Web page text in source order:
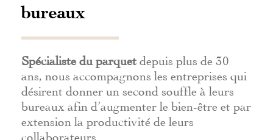
bureaux
Spécialiste du parquet depuis plus de 30
ans, nous accompagnons les entreprises qui
désirent donner un second souffle à leurs
bureaux afin d’augmenter le bien-être et par
extension la productivité de leurs
collaborateurs.